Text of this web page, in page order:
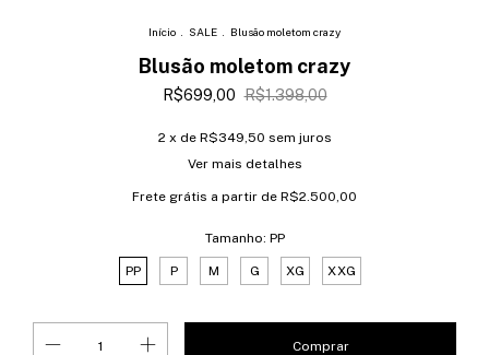
Início SALE Blusão moletom crazy
Blusão moletom crazy
R$699,00 R$1.398,00
2 x de R$349,50 sem juros
Ver mais detalhes
Frete grátis a partir de R$2.500,00
Tamanho: PP
PP P M G XG XXG